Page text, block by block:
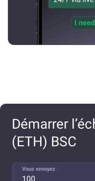
Démarrer
(ETH) BSC
Vous envoyez